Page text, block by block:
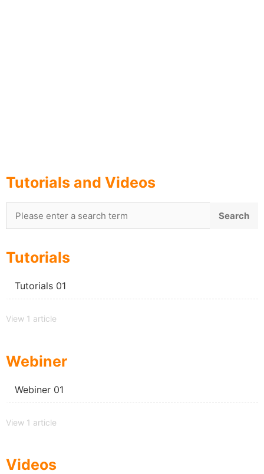
Tutorials and Videos
Tutorials
Tutorials 01
View 1 article
Webiner
Webiner 01
View 1 article
Videos